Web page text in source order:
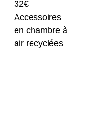
32€
Accessoires
en chambre à
air recyclées